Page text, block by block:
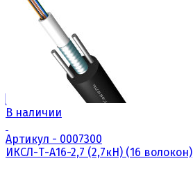
В наличии
Артикул - 0007300
ИКСЛ-Т-А16-2,7 (2,7кН) (16 волокон)